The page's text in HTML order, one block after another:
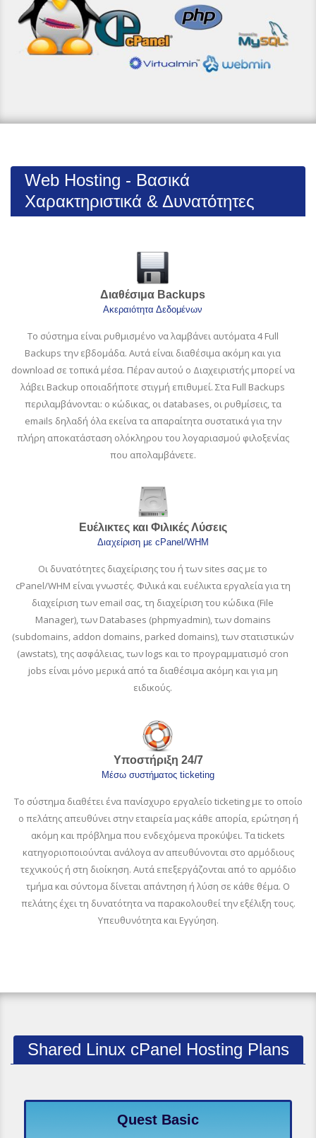
Web Hosting - Βασικά
Χαρακτηριστικά & Δυνατότητες
Διαθέσιμα Backups
Ακεραιότητα Δεδομένων
Το σύστημα είναι ρυθμισμένο να λαμβάνει αυτόματα 4 Full
Backups την εβδομάδα. Αυτά είναι διαθέσιμα ακόμη και για
download σε τοπικά μέσα. Πέραν αυτού ο Διαχειριστής μπορεί να
λάβει Backup οποιαδήποτε στιγμή επιθυμεί. Στα Full Backups
περιλαμβάνονται: ο κώδικας, οι databases, οι ρυθμίσεις, τα
emails δηλαδή όλα εκείνα τα απαραίτητα συστατικά για την
πλήρη αποκατάσταση ολόκληρου του λογαριασμού φιλοξενίας
που απολαμβάνετε.
Ευέλικτες και Φιλικές Λύσεις
Διαχείριση με cPanel/WHM
Οι δυνατότητες διαχείρισης του ή των sites σας με το
cPanel/WHM είναι γνωστές. Φιλικά και ευέλικτα εργαλεία για τη
διαχείριση των email σας, τη διαχείριση του κώδικα (File
Manager), των Databases (phpmyadmin), των domains
(subdomains, addon domains, parked domains), των στατιστικών
(awstats), της ασφάλειας, των logs και το προγραμματισμό cron
jobs είναι μόνο μερικά από τα διαθέσιμα ακόμη και για μη
ειδικούς.
Υποστήριξη 24/7
Μέσω συστήματος ticketing
Το σύστημα διαθέτει ένα πανίσχυρο εργαλείο ticketing με το οποίο
ο πελάτης απευθύνει στην εταιρεία μας κάθε απορία, ερώτηση ή
ακόμη και πρόβλημα που ενδεχόμενα προκύψει. Τα tickets
κατηγοριοποιούνται ανάλογα αν απευθύνονται στο αρμόδιους
τεχνικούς ή στη διοίκηση. Αυτά επεξεργάζονται από το αρμόδιο
τμήμα και σύντομα δίνεται απάντηση ή λύση σε κάθε θέμα. Ο
πελάτης έχει τη δυνατότητα να παρακολουθεί την εξέλιξη τους.
Υπευθυνότητα και Εγγύηση.
Shared Linux cPanel Hosting Plans
Quest Basic